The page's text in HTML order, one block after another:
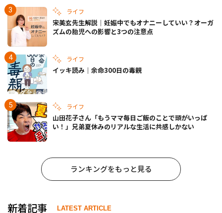
ライフ
宋美玄先生解説｜妊娠中でもオナニーしていい？オーガ
ズムの胎児への影響と3つの注意点
ライフ
イッキ読み｜余命300日の毒親
ライフ
山田花子さん「もうママ毎日ご飯のことで頭がいっぱ
い！」兄弟夏休みのリアルな生活に共感しかない
ランキングをもっと見る
新着記事 LATEST ARTICLE